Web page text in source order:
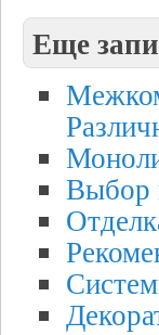
Еще
Выбор